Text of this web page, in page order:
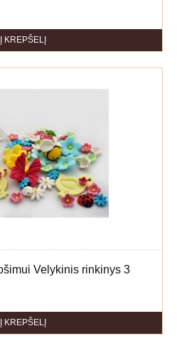
Į KREPŠELĮ
Velykinis rinkinys 3
Į KREPŠELĮ